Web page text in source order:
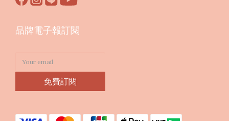
品牌電子報訂閱
免費訂閱